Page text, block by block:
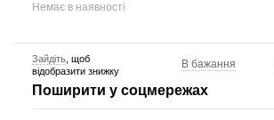
Немає в наявності
Зайдіть , щоб
відобразити знижку
В бажання
Поширити у соцмережах